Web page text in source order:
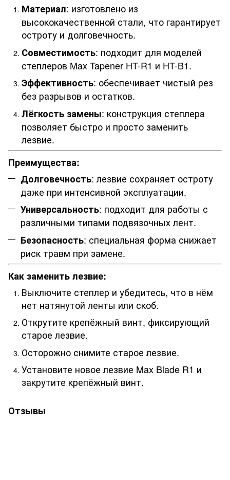
Материал: изготовлено из
высококачественной стали, что гарантирует
остроту и долговечность.
Совместимость: подходит для моделей
степлеров Max Tapener HT-R1 и HT-B1.
Эффективность: обеспечивает чистый рез
без разрывов и остатков.
Лёгкость замены: конструкция степлера
позволяет быстро и просто заменить
лезвие.
Преимущества:
Долговечность: лезвие сохраняет остроту
даже при интенсивной эксплуатации.
Универсальность: подходит для работы с
различными типами подвязочных лент.
Безопасность: специальная форма снижает
риск травм при замене.
Как заменить лезвие:
Выключите степлер и убедитесь, что в нём
нет натянутой ленты или скоб.
Открутите крепёжный винт, фиксирующий
старое лезвие.
Осторожно снимите старое лезвие.
Установите новое лезвие Max Blade R1 и
закрутите крепёжный винт.
Отзывы